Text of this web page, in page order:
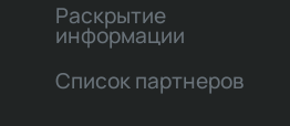
Раскрытие
информации
Список партнеров